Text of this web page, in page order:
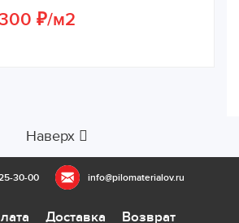
₽/м2
Наверх
30-00 info@pilomaterialov.ru
Доставка Возврат